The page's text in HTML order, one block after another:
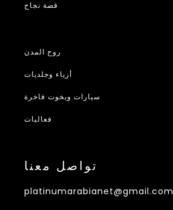
قصة نجاح
روح المدن
أزياء وجلديات
سيارات ويخوت فاخرة
فعاليات
تواصل معنا
platinumarabianet@gmail.com